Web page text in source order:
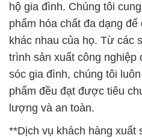
hộ gia đình. Chúng tôi
phẩm hóa chất đa dạng
khác nhau của họ. Từ các
trình sản xuất công nghiệp
sóc gia đình, chúng tôi
phẩm đều đạt được tiêu
lượng và an toàn.
**Dịch vụ khách hàng